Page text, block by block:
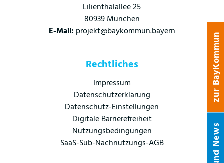
Lilienthalallee 25
80939 München
E-Mail: projekt@baykommun.bayern
Rechtliches
Impressum
Datenschutzerklärung
Datenschutz-Einstellungen
Digitale Barrierefreiheit
Nutzungsbedingungen
SaaS-Sub-Nachnutzungs-AGB
zur BayKommun